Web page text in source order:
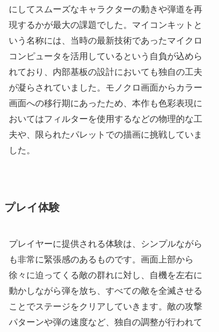
にしてスムーズなキャラクターの動きや弾道を再
現するかが最大の課題でした。マイコンキットと
いう名称には、当時の最新技術であったマイクロ
コンピュータを活用しているという自負が込めら
れており、内部基板の設計においても独自の工夫
が凝らされていました。モノクロ画面からカラー
画面への移行期にあったため、本作も色彩表現に
おいてはフィルターを使用するなどの物理的な工
夫や、限られたパレットでの描画に挑戦していま
した。
プレイ体験
プレイヤーに提供される体験は、シンプルながら
も非常に緊張感のあるものです。画面上部から
徐々に迫ってくる敵の群れに対し、自機を左右に
動かしながら弾を放ち、すべての敵を全滅させる
ことでステージをクリアしていきます。敵の攻撃
パターンや弾の速度など、独自の調整が行われて